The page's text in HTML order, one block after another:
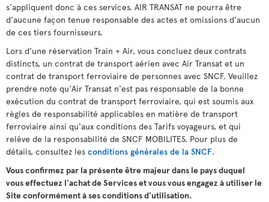
s'appliquent donc à ces services. AIR TRANSAT ne pourra être
d'aucune façon tenue responsable des actes et omissions d'aucun
de ces tiers fournisseurs.
Lors d'une réservation Train + Air, vous concluez deux contrats
distincts, un contrat de transport aérien avec Air Transat et un
contrat de transport ferroviaire de personnes avec SNCF. Veuillez
prendre note qu'Air Transat n'est pas responsable de la bonne
exécution du contrat de transport ferroviaire, qui est soumis aux
règles de responsabilité applicables en matière de transport
ferroviaire ainsi qu'aux conditions des Tarifs voyageurs, et qui
relève de la responsabilité de SNCF MOBILITES. Pour plus de
détails, consultez les conditions générales de la SNCF.
Vous confirmez par la présente être majeur dans le pays duquel
vous effectuez l'achat de Services et vous vous engagez à utiliser le
Site conformément à ses conditions d'utilisation.